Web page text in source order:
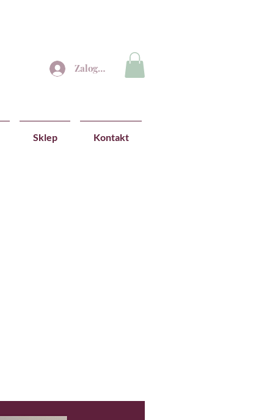
Zaloguj się
Sklep Kontakt